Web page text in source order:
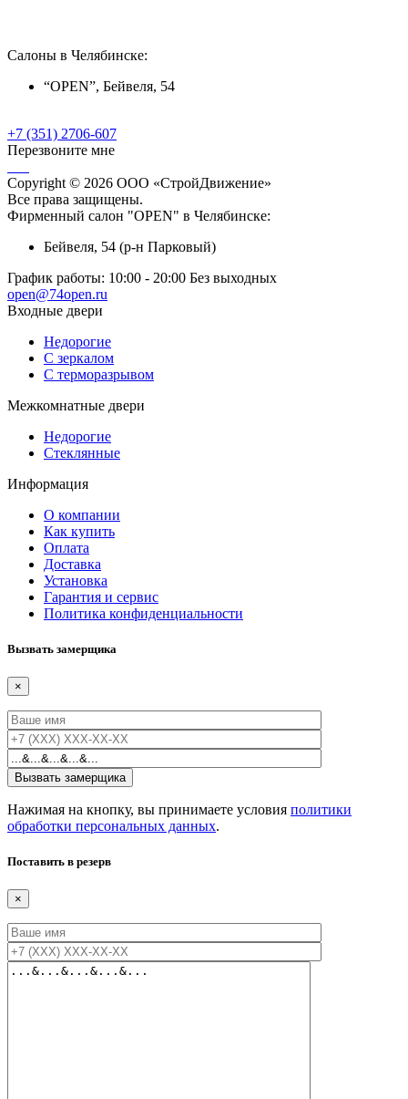
Салоны в Челябинске:
“OPEN”, Бейвеля, 54
+7 (351) 2706-607
Перезвоните мне
Copyright © 2026 ООО «СтройДвижение»
Все права защищены.
Фирменный салон "OPEN" в Челябинске:
Бейвеля, 54 (р-н Парковый)
График работы: 10:00 - 20:00 Без выходных
open@74open.ru
Входные двери
Недорогие
С зеркалом
С терморазрывом
Межкомнатные двери
Недорогие
Стеклянные
Информация
О компании
Как купить
Оплата
Доставка
Установка
Гарантия и сервис
Политика конфиденциальности
Вызвать замерщика
×
Нажимая на кнопку, вы принимаете условия политики
обработки персональных данных.
Поставить в резерв
×